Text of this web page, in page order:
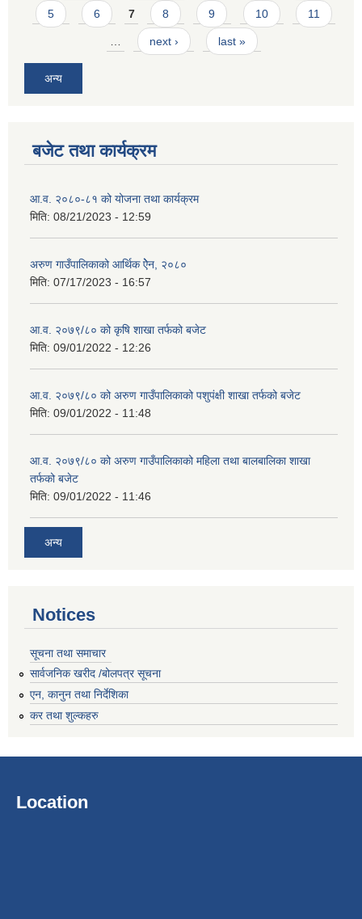
5 6 7 8 9 10 11
next › last »
अन्य
बजेट तथा कार्यक्रम
आ.व. २०८०-८१ को योजना तथा कार्यक्रम
मिति: 08/21/2023 - 12:59
अरुण गाउँपालिकाको आर्थिक ऐेन, २०८०
मिति: 07/17/2023 - 16:57
आ.व. २०७९/८० को कृषि शाखा तर्फको बजेट
मिति: 09/01/2022 - 12:26
आ.व. २०७९/८० को अरुण गाउँपालिकाको पशुपंक्षी शाखा तर्फको बजेट
मिति: 09/01/2022 - 11:48
आ.व. २०७९/८० को अरुण गाउँपालिकाको महिला तथा बालबालिका शाखा
तर्फको बजेट
मिति: 09/01/2022 - 11:46
अन्य
Notices
सूचना तथा समाचार
सार्वजनिक खरीद /बोलपत्र सूचना
एन, कानुन तथा निर्देशिका
कर तथा शुल्कहरु
Location